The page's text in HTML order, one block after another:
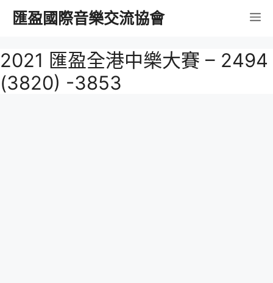
容
匯盈國際音樂交流協會 選
單
2021 匯盈全港中樂大賽 – 2494
(3820) -3853